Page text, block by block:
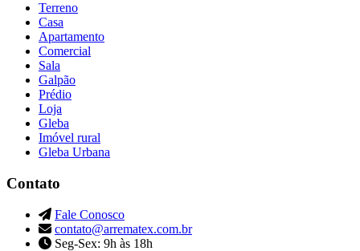
Terreno
Casa
Apartamento
Comercial
Sala
Galpão
Prédio
Loja
Gleba
Imóvel rural
Gleba Urbana
Contato
Fale Conosco
contato@arrematex.com.br
Seg-Sex: 9h às 18h